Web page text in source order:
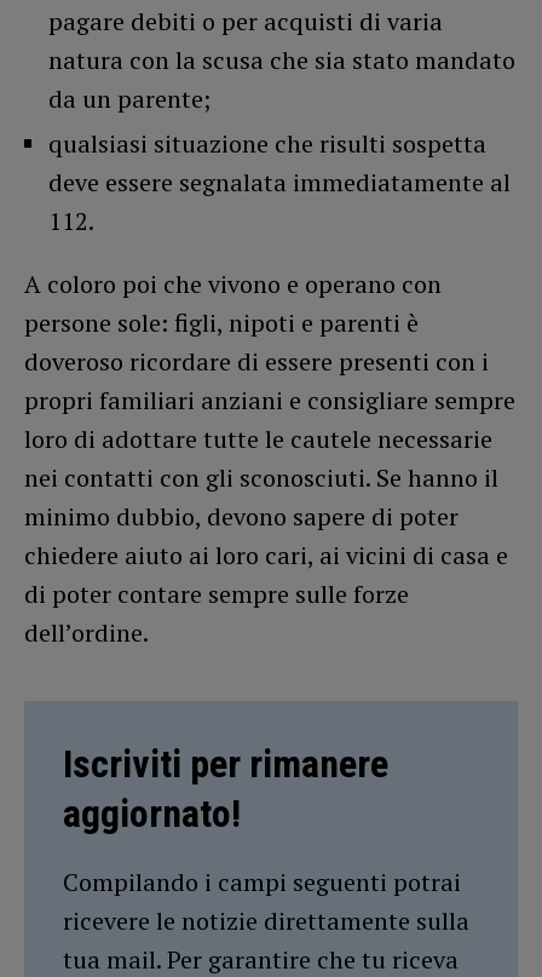
pagare debiti o per acquisti di varia
natura con la scusa che sia stato mandato
da un parente;
qualsiasi situazione che risulti sospetta
deve essere segnalata immediatamente al
112.
A coloro poi che vivono e operano con
persone sole: figli, nipoti e parenti è
doveroso ricordare di essere presenti con i
propri familiari anziani e consigliare sempre
loro di adottare tutte le cautele necessarie
nei contatti con gli sconosciuti. Se hanno il
minimo dubbio, devono sapere di poter
chiedere aiuto ai loro cari, ai vicini di casa e
di poter contare sempre sulle forze
dell’ordine.
Iscriviti per rimanere
aggiornato!
Compilando i campi seguenti potrai
ricevere le notizie direttamente sulla
tua mail. Per garantire che tu riceva